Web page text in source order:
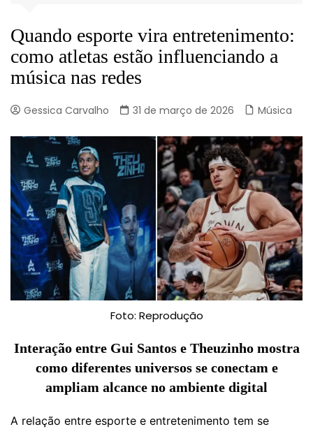
Quando esporte vira entretenimento:
como atletas estão influenciando a
música nas redes
Gessica Carvalho 31 de março de 2026 Música
Foto: Reprodução
Interação entre Gui Santos e Theuzinho mostra
como diferentes universos se conectam e
ampliam alcance no ambiente digital
A relação entre esporte e entretenimento tem se